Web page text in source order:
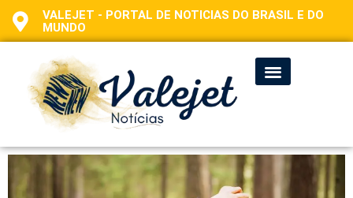
VALEJET - PORTAL DE NOTICIAS DO BRASIL E DO
MUNDO